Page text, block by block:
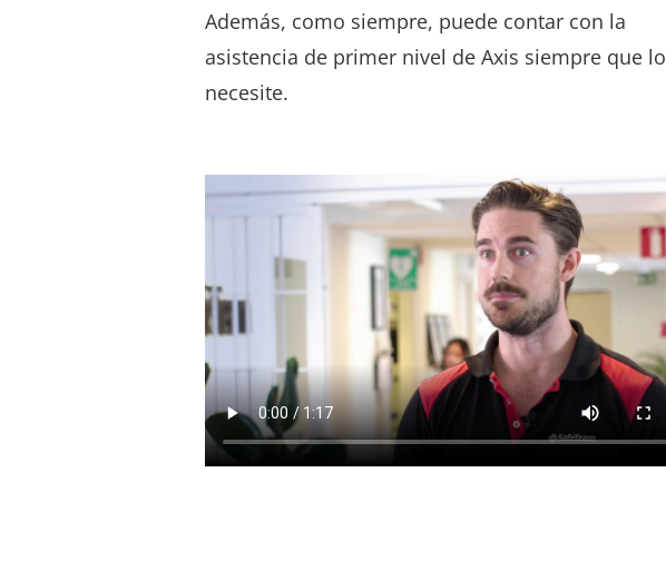
Además, como siempre, puede contar con la
asistencia de primer nivel de Axis siempre que lo
necesite.